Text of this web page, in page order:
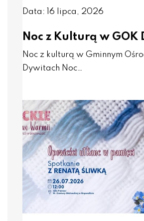
Data: 16 lipca, 2026
Noc z Kulturą w GOK
Noc z kulturą w Gminnym
Dywitach Noc…